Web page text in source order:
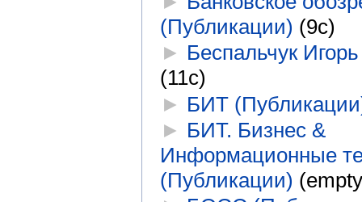
(Публикации) (9с)
► Беспальчук
(11с)
► БИТ
► БИТ. Бизнес &
Информационные
(Публикации)